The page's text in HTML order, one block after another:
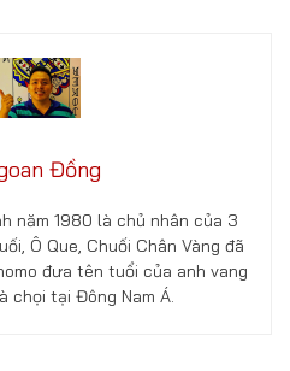
Đồng
năm 1980 là chủ nhân của 3
Ô Que, Chuối Chân Vàng đã
đưa tên tuổi của anh vang
chọi tại Đông Nam Á.